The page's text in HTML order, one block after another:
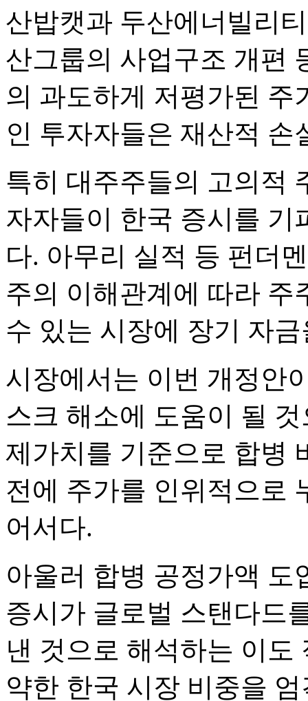
산밥캣과 두산에너빌리
산그룹의 사업구조 개편
의 과도하게 저평가된 주
인 투자자들은 재산적 손
특히 대주주들의 고의적
자자들이 한국 증시를 기
다. 아무리 실적 등 펀더
주의 이해관계에 따라 주
수 있는 시장에 장기 자
시장에서는 이번 개정안
스크 해소에 도움이 될
제가치를 기준으로 합병
전에 주가를 인위적으로
어서다.
아울러 합병 공정가액 도
증시가 글로벌 스탠다드
낸 것으로 해석하는 이도
약한 한국 시장 비중을